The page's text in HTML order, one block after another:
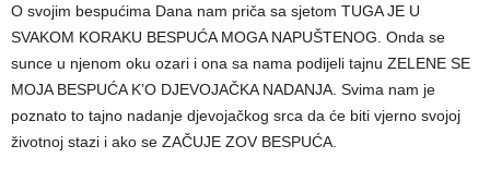
O svojim bespućima Dana nam priča sa sjetom TUGA JE U
SVAKOM KORAKU BESPUĆA MOGA NAPUŠTENOG. Onda se
sunce u njenom oku ozari i ona sa nama podijeli tajnu ZELENE SE
MOJA BESPUĆA K’O DJEVOJAČKA NADANJA. Svima nam je
poznato to tajno nadanje djevojačkog srca da će biti vjerno svojoj
životnoj stazi i ako se ZAČUJE ZOV BESPUĆA.